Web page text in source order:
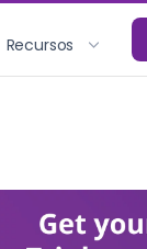
Recursos